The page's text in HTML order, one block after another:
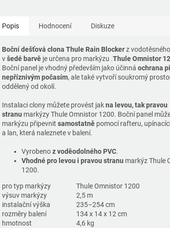
Popis Hodnocení Diskuze
Boční dešťová clona Thule Rain Blockerz
všedé barvě je určena pro markýzu .Thule Omnistor
Boční panel je vhodný především jako účinná ochrana
nepříznivým počasím, ale také vytvoří soukromý
oddělený od okolí.
Instalaci clony můžete provést jakna levou, tak pravou
stranu markýzy Thule Omnistor 1200. Boční panel
markýzu připevnit samostatně pomocí rafteru,
a lan, která naleznete v balení.
Vyrobenoz voděodolného PVC.
Vhodné pro levou i pravou stranu markýz Thule
1200.
pro typ markýzy
Thule Omnistor 1200
výsuv markýzy
2,5 m
instalační výška
235–254 cm
rozměry balení
134 x 14 x 12 cm
hmotnost
4,6 kg